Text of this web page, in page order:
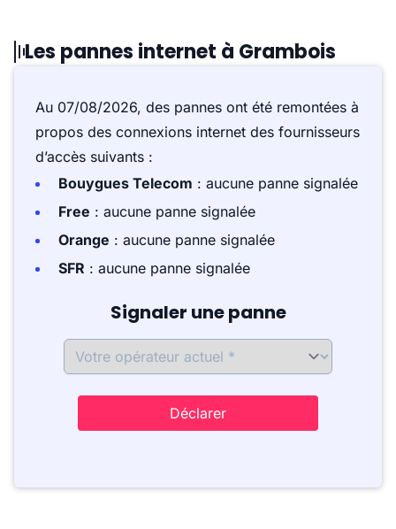
Les pannes internet à Grambois
Au 07/08/2026, des pannes ont été remontées à
propos des connexions internet des fournisseurs
d’accès suivants :
Bouygues Telecom : aucune panne signalée
Free : aucune panne signalée
Orange : aucune panne signalée
SFR : aucune panne signalée
Signaler une panne
Déclarer